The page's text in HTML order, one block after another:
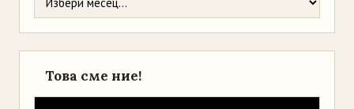
Това сме ние!